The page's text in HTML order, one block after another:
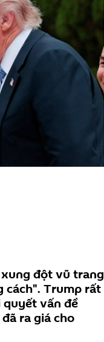
xung đột vũ trang
cách". Trump rất
quyết vấn đề
ra giá cho